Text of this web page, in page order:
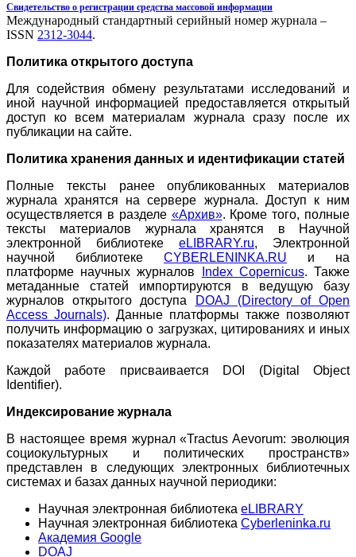
Свидетельство о регистрации средства массовой информации
Международный стандартный серийный номер журнала –
ISSN 2312-3044.
Политика открытого доступа
Для содействия обмену результатами исследований и
иной научной информацией предоставляется открытый
доступ ко всем материалам журнала сразу после их
публикации на сайте.
Политика хранения данных и идентификации статей
Полные тексты ранее опубликованных материалов
журнала хранятся на сервере журнала. Доступ к ним
осуществляется в разделе «Архив». Кроме того, полные
тексты материалов журнала хранятся в Научной
электронной библиотеке eLIBRARY.ru, Электронной
научной библиотеке CYBERLENINKA.RU и на
платформе научных журналов
Index Copernicus. Также
метаданные статей импортируются в ведущую базу
журналов открытого доступа
DOAJ (Directory of Open
Access Journals). Данные платформы также позволяют
получить информацию о загрузках, цитированиях и иных
показателях материалов журнала.
Каждой работе присваивается DOI (Digital Object
Identifier).
Индексирование журнала
В настоящее время журнал «Tractus Aevorum: эволюция
социокультурных и политических пространств»
представлен в следующих электронных библиотечных
системах и базах данных научной периодики:
Научная электронная библиотека eLIBRARY
Научная электронная библиотека Cyberleninka.ru
Академия Google
DOAJ